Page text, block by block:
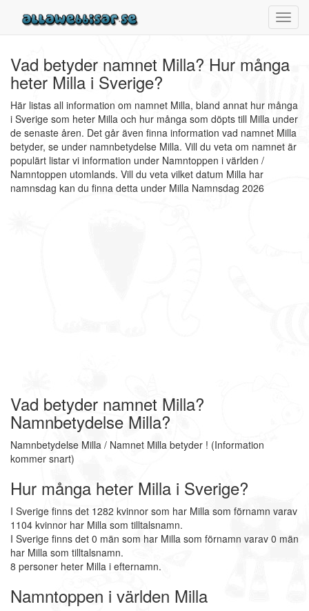
Vad betyder namnet Milla? Hur många
heter Milla i Sverige?
Här listas all information om namnet Milla, bland annat hur många
i Sverige som heter Milla och hur många som döpts till Milla under
de senaste åren. Det går även finna information vad namnet Milla
betyder, se under namnbetydelse Milla. Vill du veta om namnet är
populärt listar vi information under Namntoppen i världen /
Namntoppen utomlands. Vill du veta vilket datum Milla har
namnsdag kan du finna detta under Milla Namnsdag 2026
Vad betyder namnet Milla?
Namnbetydelse Milla?
Namnbetydelse Milla / Namnet Milla betyder ! (Information
kommer snart)
Hur många heter Milla i Sverige?
I Sverige finns det 1282 kvinnor som har Milla som förnamn varav
1104 kvinnor har Milla som tilltalsnamn.
I Sverige finns det 0 män som har Milla som förnamn varav 0 män
har Milla som tilltalsnamn.
8 personer heter Milla i efternamn.
Namntoppen i världen Milla